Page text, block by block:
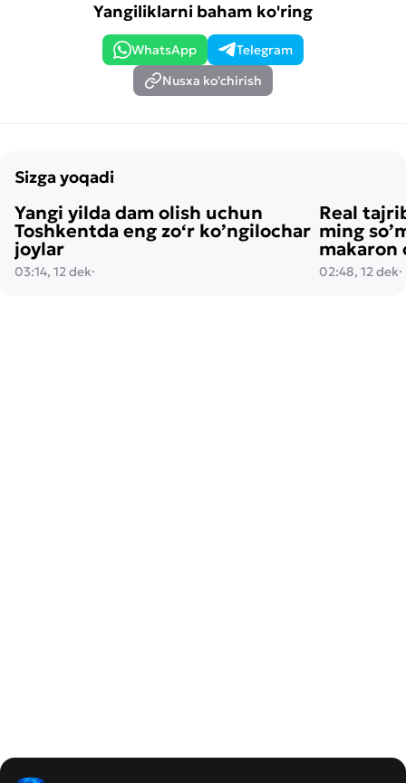
Yangiliklarni baham ko'ring
WhatsApp
Telegram
Nusxa ko'chirish
Sizga yoqadi
Yangi yilda dam olish uchun
Toshkentda eng zo‘r ko’ngilochar
joylar
03:14, 12 dek·
Real
ming
makaron
02:48, 12 dek·